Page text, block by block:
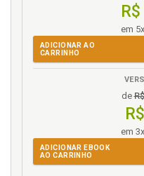
In dubio pro misero.
Individualidade.
Inércia do poder
Internacional. Acordo
Internado. Prova dos
Internados.
Interpretação.
Introdução, p. 11
em
ADICIONAR AO
CARRINHO
de
em
ADICIONAR EBOOK
AO CARRINHO